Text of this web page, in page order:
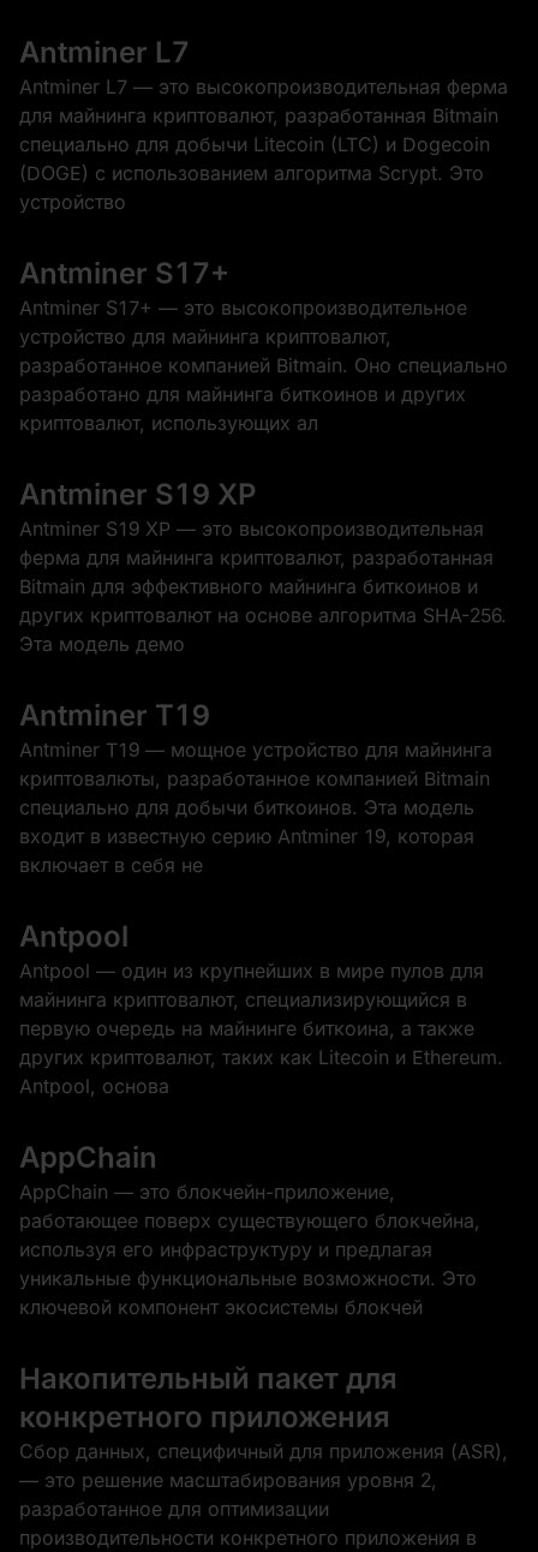
Antminer L7
Antminer L7 — это высокопроизводительная ферма
для майнинга криптовалют, разработанная Bitmain
специально для добычи Litecoin (LTC) и Dogecoin
(DOGE) с использованием алгоритма Scrypt. Это
устройство
Antminer S17+
Antminer S17+ — это высокопроизводительное
устройство для майнинга криптовалют,
разработанное компанией Bitmain. Оно специально
разработано для майнинга биткоинов и других
криптовалют, использующих ал
Antminer S19 XP
Antminer S19 XP — это высокопроизводительная
ферма для майнинга криптовалют, разработанная
Bitmain для эффективного майнинга биткоинов и
других криптовалют на основе алгоритма SHA-256.
Эта модель демо
Antminer T19
Antminer T19 — мощное устройство для майнинга
криптовалюты, разработанное компанией Bitmain
специально для добычи биткоинов. Эта модель
входит в известную серию Antminer 19, которая
включает в себя не
Antpool
Antpool — один из крупнейших в мире пулов для
майнинга криптовалют, специализирующийся в
первую очередь на майнинге биткоина, а также
других криптовалют, таких как Litecoin и Ethereum.
Antpool, основа
AppChain
AppChain — это блокчейн-приложение,
работающее поверх существующего блокчейна,
используя его инфраструктуру и предлагая
уникальные функциональные возможности. Это
ключевой компонент экосистемы блокчей
Накопительный пакет для
конкретного приложения
Сбор данных, специфичный для приложения (ASR),
— это решение масштабирования уровня 2,
разработанное для оптимизации
производительности конкретного приложения в